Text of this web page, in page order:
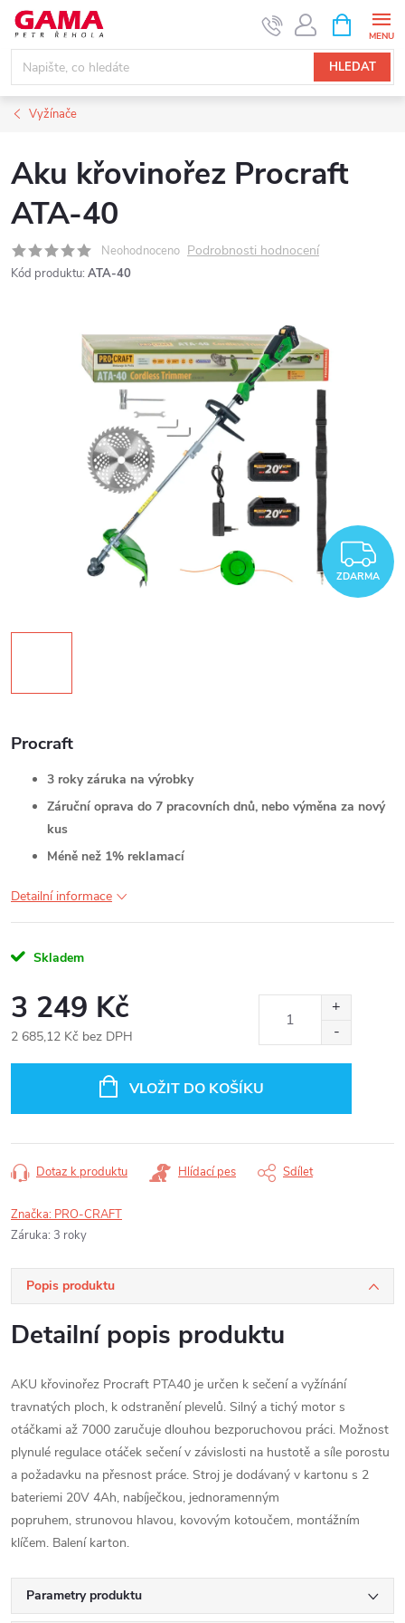
Přejít
obsah
HLEDAT
NÁKUPNÍ
KOŠÍK
Vyžínače
Aku křovinořez Procraft
ATA-40
Neohodnoceno Podrobnosti hodnocení
Kód produktu: ATA-40
ZDARMA
Procraft
3 roky záruka na výrobky
Záruční oprava do 7 pracovních dnů, nebo výměna za nový
kus
Méně než 1% reklamací
Detailní informace
Skladem
3 249 Kč
2 685,12 Kč bez DPH
VLOŽIT DO KOŠÍKU
Dotaz k produktu Hlídací pes Sdílet
Značka: PRO-CRAFT
Záruka: 3 roky
Popis produktu
Detailní popis produktu
AKU křovinořez Procraft PTA40 je určen k sečení a vyžínání
travnatých ploch, k odstranění plevelů. Silný a tichý motor s
otáčkami až 7000 zaručuje dlouhou bezporuchovou práci. Možnost
plynulé regulace otáček sečení v závislosti na hustotě a síle porostu
a požadavku na přesnost práce. Stroj je dodávaný v kartonu s 2
bateriemi 20V 4Ah, nabíječkou, jednoramenným
popruhem, strunovou hlavou, kovovým kotoučem, montážním
klíčem. Balení karton.
Parametry produktu